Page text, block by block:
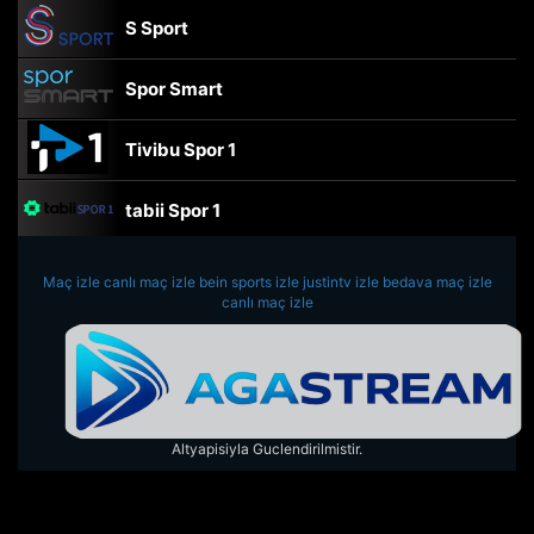
S Sport
Spor Smart
Tivibu Spor 1
tabii Spor 1
TRT Spor
beIN Sports Haber
tabii Spor
A Spor
Maç izle canlı maç izle bein sports izle justintv izle bedava maç izle
canlı maç izle
Altyapisiyla Guclendirilmistir.